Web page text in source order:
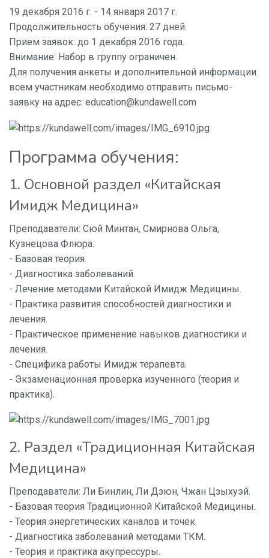
19 декабря 2016 г. - 14 января 2017 г.
Продолжительность обучения: 27 дней.
Прием заявок: до 1 декабря 2016 года.
Внимание: Набор в группу ограничен.
Для получения анкеты и дополнительной информации
всем участникам необходимо отправить письмо-
заявку на адрес: education@kundawell.com
Программа обучения:
1. Основной раздел «Китайская
Имидж Медицина»
Преподаватели: Сюй Минтан, Смирнова Ольга,
Кузнецова Флюра.
- Базовая теория.
- Диагностика заболеваний.
- Лечение методами Китайской Имидж Медицины.
- Практика развития способностей диагностики и
лечения.
- Практическое применение навыков диагностики и
лечения.
- Специфика работы Имидж терапевта.
- Экзаменационная проверка изученного (теория и
практика).
2. Раздел «Традиционная Китайская
Медицина»
Преподаватели: Ли Бинлин, Ли Дзюн, Чжан Цзыхуэй.
- Базовая теория Традиционной Китайской Медицины.
- Теория энергетических каналов и точек.
- Диагностика заболеваний методами ТКМ.
- Теория и практика акупрессуры.